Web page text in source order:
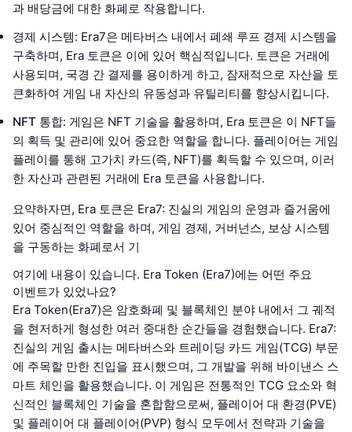
과 배당금에 대한 화폐로 작용합니다.
경제 시스템: Era7은 메타버스 내에서 폐쇄 루프 경제 시스템을
구축하며, Era 토큰은 이에 있어 핵심적입니다. 토큰은 거래에
사용되며, 국경 간 결제를 용이하게 하고, 잠재적으로 자산을 토
큰화하여 게임 내 자산의 유동성과 유틸리티를 향상시킵니다.
NFT 통합: 게임은 NFT 기술을 활용하며, Era 토큰은 이 NFT들
의 획득 및 관리에 있어 중요한 역할을 합니다. 플레이어는 게임
플레이를 통해 고가치 카드(즉, NFT)를 획득할 수 있으며, 이러
한 자산과 관련된 거래에 Era 토큰을 사용합니다.
요약하자면, Era 토큰은 Era7: 진실의 게임의 운영과 즐거움에
있어 중심적인 역할을 하며, 게임 경제, 거버넌스, 보상 시스템
을 구동하는 화폐로서 기
여기에 내용이 있습니다. Era Token (Era7)에는 어떤 주요
이벤트가 있었나요?
Era Token(Era7)은 암호화폐 및 블록체인 분야 내에서 그 궤적
을 현저하게 형성한 여러 중대한 순간들을 경험했습니다. Era7:
진실의 게임 출시는 메타버스와 트레이딩 카드 게임(TCG) 부문
에 주목할 만한 진입을 표시했으며, 그 개발을 위해 바이낸스 스
마트 체인을 활용했습니다. 이 게임은 전통적인 TCG 요소와 혁
신적인 블록체인 기술을 혼합함으로써, 플레이어 대 환경(PVE)
및 플레이어 대 플레이어(PVP) 형식 모두에서 전략과 기술을